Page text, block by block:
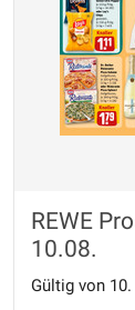
REWE
10.08.
Gültig von